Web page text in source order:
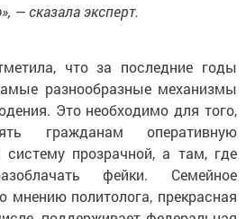
— сказала эксперт.
что за последние годы
разнообразные механизмы
Это необходимо для того,
гражданам оперативную
прозрачной, а там, где
фейки. Семейное
мнению политолога, прекрасная